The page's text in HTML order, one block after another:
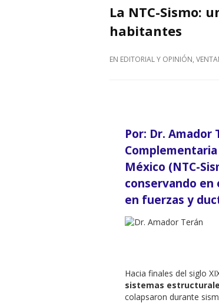
La NTC-Sismo:
habitantes
EN EDITORIAL Y OPINIÓN,
Por: Dr. Amador
México (NTC-
conservando
en fuerzas y
Hacia finales del siglo
sistemas
colapsaron durante